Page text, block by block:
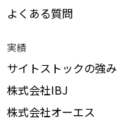
よくある質問
実績
サイトストックの強み
株式会社IBJ
株式会社オーエス